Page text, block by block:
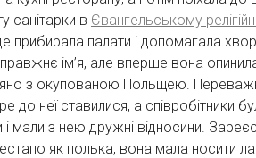
санітарки в Євангельському
прибирала палати і допомагала
ім’я, але вперше вона
з окупованою Польщею.
до неї ставилися, а співробітники
мали з нею дружні відносини.
як полька, вона мала носити